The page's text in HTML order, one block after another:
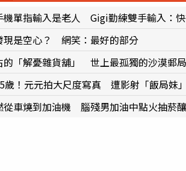
機單指輸入是老人 Gigi勤練雙手輸入：
現是空心？ 網笑：最好的部分
的「解憂雜貨舖」 世上最孤獨的沙漠郵局
歲！元元拍大尺度寫真 遭影射「飯局妹
從車燒到加油機 腦殘男加油中點火抽菸